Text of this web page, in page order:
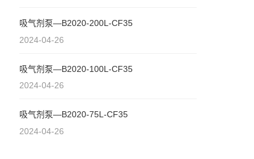
吸气剂泵—B2020-200L-CF35
2024-04-26
吸气剂泵—B2020-100L-CF35
2024-04-26
吸气剂泵—B2020-75L-CF35
2024-04-26